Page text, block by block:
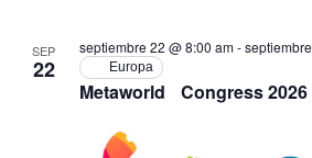
SEP
22
Metaworld Congress 2026
septiembre 22 @ 8:00 am-
Europa